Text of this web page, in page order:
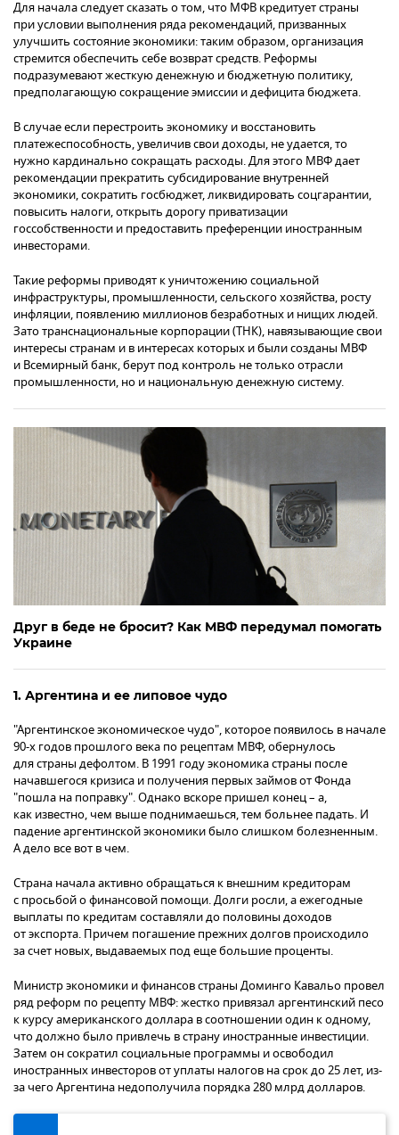
Для начала следует сказать о том, что МФВ кредитует страны
при условии выполнения ряда рекомендаций, призванных
улучшить состояние экономики: таким образом, организация
стремится обеспечить себе возврат средств. Реформы
подразумевают жесткую денежную и бюджетную политику,
предполагающую сокращение эмиссии и дефицита бюджета.
В случае если перестроить экономику и восстановить
платежеспособность, увеличив свои доходы, не удается, то
нужно кардинально сокращать расходы. Для этого МВФ дает
рекомендации прекратить субсидирование внутренней
экономики, сократить госбюджет, ликвидировать соцгарантии,
повысить налоги, открыть дорогу приватизации
госсобственности и предоставить преференции иностранным
инвесторами.
Такие реформы приводят к уничтожению социальной
инфраструктуры, промышленности, сельского хозяйства, росту
инфляции, появлению миллионов безработных и нищих людей.
Зато транснациональные корпорации (ТНК), навязывающие свои
интересы странам и в интересах которых и были созданы МВФ
и Всемирный банк, берут под контроль не только отрасли
промышленности, но и национальную денежную систему.
Друг в беде не бросит? Как МВФ передумал помогать
Украине
1. Аргентина и ее липовое чудо
"Аргентинское экономическое чудо", которое появилось в начале
90-х годов прошлого века по рецептам МВФ, обернулось
для страны дефолтом. В 1991 году экономика страны после
начавшегося кризиса и получения первых займов от Фонда
"пошла на поправку". Однако вскоре пришел конец – а,
как известно, чем выше поднимаешься, тем больнее падать. И
падение аргентинской экономики было слишком болезненным.
А дело все вот в чем.
Страна начала активно обращаться к внешним кредиторам
с просьбой о финансовой помощи. Долги росли, а ежегодные
выплаты по кредитам составляли до половины доходов
от экспорта. Причем погашение прежних долгов происходило
за счет новых, выдаваемых под еще большие проценты.
Министр экономики и финансов страны Доминго Кавальо провел
ряд реформ по рецепту МВФ: жестко привязал аргентинский песо
к курсу американского доллара в соотношении один к одному,
что должно было привлечь в страну иностранные инвестиции.
Затем он сократил социальные программы и освободил
иностранных инвесторов от уплаты налогов на срок до 25 лет, из-
за чего Аргентина недополучила порядка 280 млрд долларов.